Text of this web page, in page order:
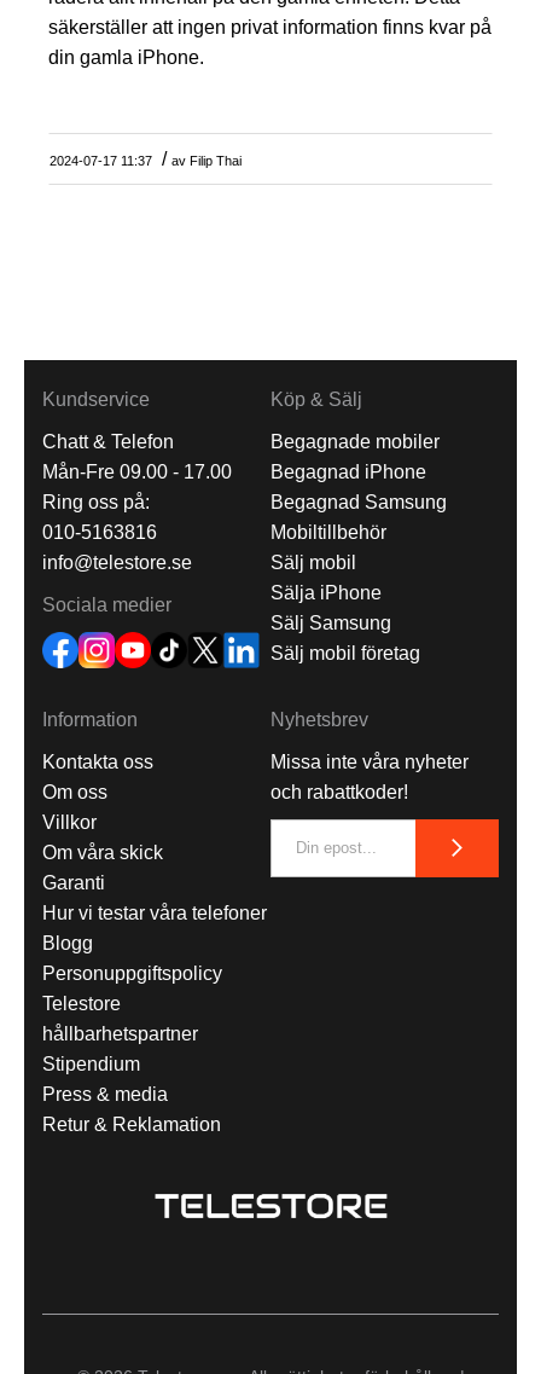
säkerställer att ingen privat information finns kvar på
din gamla iPhone.
2024-07-17 11:37 / av Filip Thai
Kundservice
Chatt & Telefon
Mån-Fre 09.00 - 17.00
Ring oss på:
010-5163816
info@telestore.se
Sociala medier
Köp & Sälj
Begagnade mobiler
Begagnad iPhone
Begagnad Samsung
Mobiltillbehör
Sälj mobil
Sälja iPhone
Sälj Samsung
Sälj mobil företag
Information
Kontakta oss
Om oss
Villkor
Om våra skick
Garanti
Hur vi testar våra telefoner
Blogg
Personuppgiftspolicy
Telestore
hållbarhetspartner
Stipendium
Press & media
Retur & Reklamation
Nyhetsbrev
Missa inte våra nyheter
och rabattkoder!